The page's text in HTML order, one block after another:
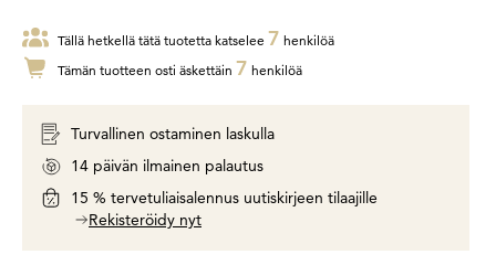
Tällä hetkellä tätä tuotetta katselee 7 henkilöä
Tämän tuotteen osti äskettäin 7 henkilöä
Turvallinen ostaminen laskulla
14 päivän ilmainen palautus
15 % tervetuliaisalennus uutiskirjeen tilaajille
Rekisteröidy nyt